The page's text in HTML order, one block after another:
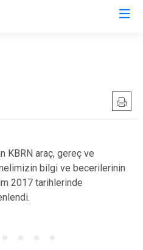
araç, gereç ve
bilgi ve becerilerinin
2017 tarihlerinde